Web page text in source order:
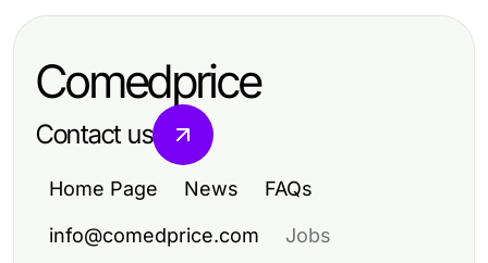
아늑한 분위기 선택
10 Simple Habits for a Balanced and
Comedprice
Contact us
Home Page News FAQs
info@comedprice.com Jobs